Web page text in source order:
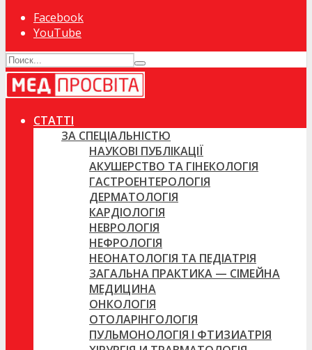
Facebook
YouTube
СТАТТІ
ЗА СПЕЦІАЛЬНІСТЮ
НАУКОВІ ПУБЛІКАЦІЇ
АКУШЕРСТВО ТА ГІНЕКОЛОГІЯ
ГАСТРОЕНТЕРОЛОГІЯ
ДЕРМАТОЛОГІЯ
КАРДІОЛОГІЯ
НЕВРОЛОГІЯ
НЕФРОЛОГІЯ
НЕОНАТОЛОГІЯ ТА ПЕДІАТРІЯ
ЗАГАЛЬНА ПРАКТИКА — СІМЕЙНА
МЕДИЦИНА
ОНКОЛОГІЯ
ОТОЛАРІНГОЛОГІЯ
ПУЛЬМОНОЛОГІЯ І ФТИЗИАТРІЯ